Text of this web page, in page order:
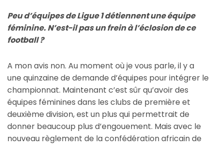
Peu d’équipes de Ligue 1 détiennent une équipe
féminine. N’est-il pas un frein à l’éclosion de ce
football ?
A mon avis non. Au moment où je vous parle, il y a
une quinzaine de demande d’équipes pour intégrer le
championnat. Maintenant c’est sûr qu’avoir des
équipes féminines dans les clubs de première et
deuxième division, est un plus qui permettrait de
donner beaucoup plus d’engouement. Mais avec le
nouveau règlement de la confédération africain de